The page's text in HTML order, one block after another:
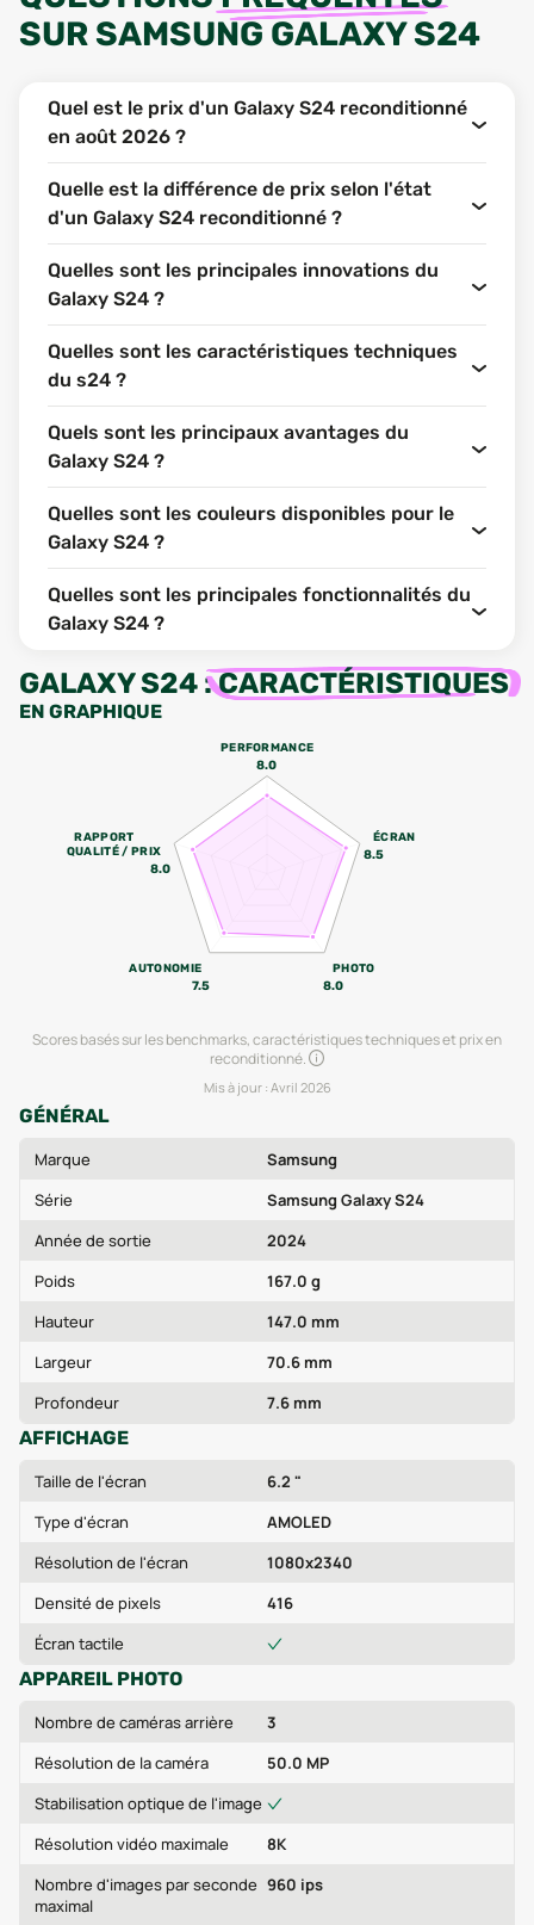
SURSAMSUNG GALAXY S24
Quel est le prix d'un Galaxy S24 reconditionné
en août 2026 ?
Quelle est la différence de prix selon l'état
d'un Galaxy S24 reconditionné ?
Quelles sont les principales innovations du
Galaxy S24 ?
Quelles sont les caractéristiques techniques
du s24 ?
Quels sont les principaux avantages du
Galaxy S24 ?
Quelles sont les couleurs disponibles pour le
Galaxy S24 ?
Quelles sont les principales fonctionnalités du
Galaxy S24 ?
GALAXY S24 :CARACTÉRISTIQUES
EN GRAPHIQUE
PERFORMANCE
8.0
ÉCRAN
8.5
PHOTO
8.0
AUTONOMIE
7.5
RAPPORT
QUALITÉ / PRIX
8.0
Scores basés sur les benchmarks, caractéristiques techniques et prix en
reconditionné.
Mis à jour : Avril 2026
GÉNÉRAL
Marque
Samsung
Série
Samsung Galaxy S24
Année de sortie
2024
Poids
167.0 g
Hauteur
147.0 mm
Largeur
70.6 mm
Profondeur
7.6 mm
AFFICHAGE
Taille de l'écran
6.2 "
Type d'écran
AMOLED
Résolution de l'écran
1080x2340
Densité de pixels
416
Écran tactile
APPAREIL PHOTO
Nombre de caméras arrière
3
Résolution de la caméra
50.0 MP
Stabilisation optique de l'image
Résolution vidéo maximale
8K
Nombre d'images par seconde
maximal
960 ips